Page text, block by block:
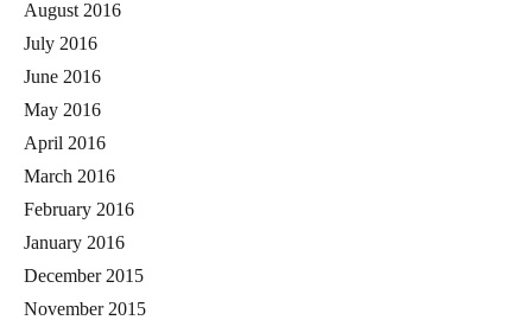
August 2016
July 2016
June 2016
May 2016
April 2016
March 2016
February 2016
January 2016
December 2015
November 2015